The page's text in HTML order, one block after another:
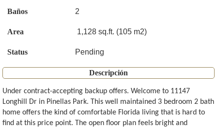
Baños 2
Area 1,128 sq.ft. (105 m2)
Status Pending
Descripción
Under contract-accepting backup offers. Welcome to 11147
Longhill Dr in Pinellas Park. This well maintained 3 bedroom 2 bath
home offers the kind of comfortable Florida living that is hard to
find at this price point. The open floor plan feels bright and